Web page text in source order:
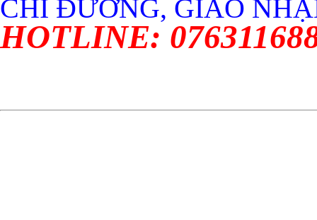
CHỈ ĐƯỜNG, GIAO
HOTLINE: